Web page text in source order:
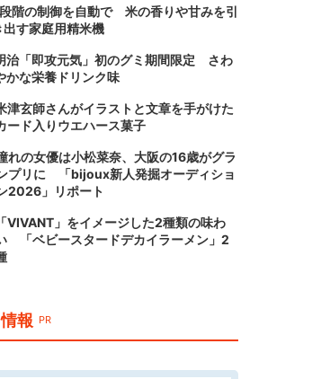
階の制御を自動で 米の香りや甘みを引
出す家庭用精米機
治「即攻元気」初のグミ期間限定 さわ
かな栄養ドリンク味
津玄師さんがイラストと文章を手がけた
ード入りウエハース菓子
れの女優は小松菜奈、大阪の16歳がグラ
プリに 「bijoux新人発掘オーディショ
2026」リポート
「VIVANT」をイメージした2種類の味わ
「ベビースタードデカイラーメン」2
報 PR